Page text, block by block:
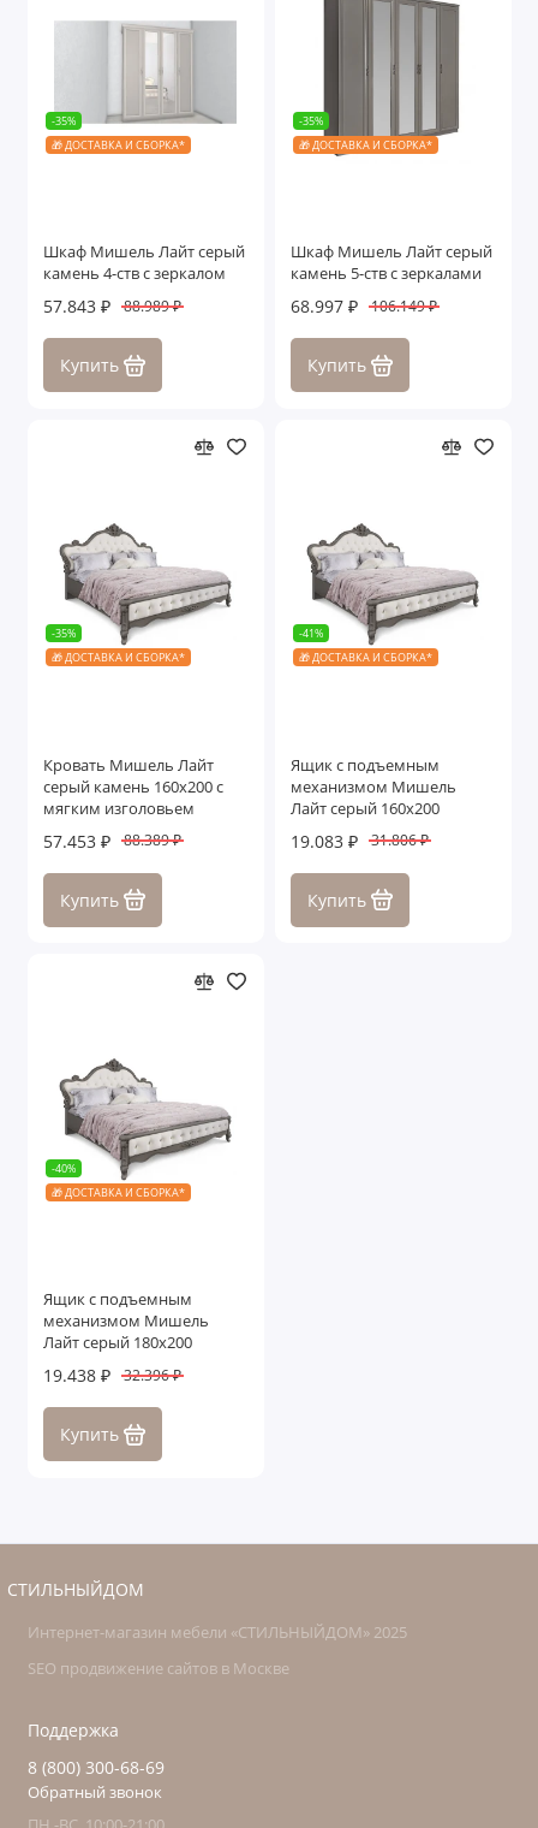
-35%
🎁 ДОСТАВКА И СБОРКА*
Шкаф Мишель Лайт серый
камень 4-ств с зеркалом
57.843 ₽ 88.989 ₽
Купить
-35%
🎁 ДОСТАВКА И СБОРКА*
Шкаф Мишель Лайт серый
камень 5-ств с зеркалами
68.997 ₽ 106.149 ₽
Купить
-35%
🎁 ДОСТАВКА И СБОРКА*
Кровать Мишель Лайт
серый камень 160х200 с
мягким изголовьем
57.453 ₽ 88.389 ₽
Купить
-41%
🎁 ДОСТАВКА И СБОРКА*
Ящик с подъемным
механизмом Мишель
Лайт серый 160х200
19.083 ₽ 31.806 ₽
Купить
-40%
🎁 ДОСТАВКА И СБОРКА*
Ящик с подъемным
механизмом Мишель
Лайт серый 180х200
19.438 ₽ 32.396 ₽
Купить
СТИЛЬНЫЙДОМ
Интернет-магазин мебели «СТИЛЬНЫЙДОМ» 2025
SEO продвижение сайтов в Москве
Поддержка
8 (800) 300-68-69
Обратный звонок